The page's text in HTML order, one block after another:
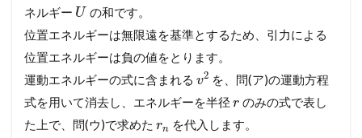
ネルギー U の和です。
位置エネルギーは無限遠を基準とするため、引力による
位置エネルギーは負の値をとります。
運動エネルギーの式に含まれる v2 を、問(ア)の運動方程
式を用いて消去し、エネルギーを半径 r のみの式で表し
た上で、問(ウ)で求めた rn を代入します。